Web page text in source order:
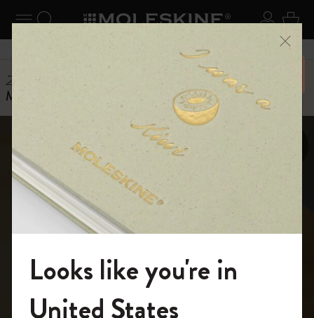
ナビゲーションの切替 ログ
検索 (キーワードなど) カ
6,500円以上のご購入で送料無料 メニ
ーを閉じる
ストーリー
Moleskine Custom Edition Journal for Blue Bottle Coffee
For the coffee lovers out there
モレスキンからブ
ルーボトルコーヒ
モレスキンの世界へようこそ
Looks like you're in
United States